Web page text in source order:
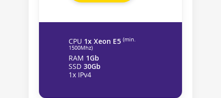
CPU 1x Xeon E5 (min.
1500Mhz)
RAM 1Gb
SSD 30Gb
1x IPv4